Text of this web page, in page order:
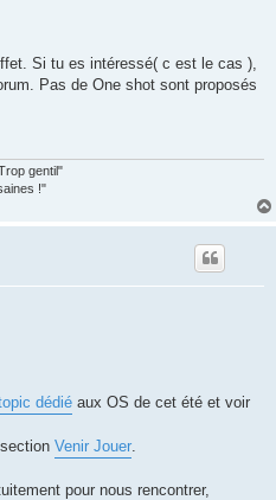
Si tu es intéressé( c est le cas ),
Pas de One shot sont proposés
gentil"
!"
dédié aux OS de cet été et voir
Venir Jouer
pour nous rencontrer,